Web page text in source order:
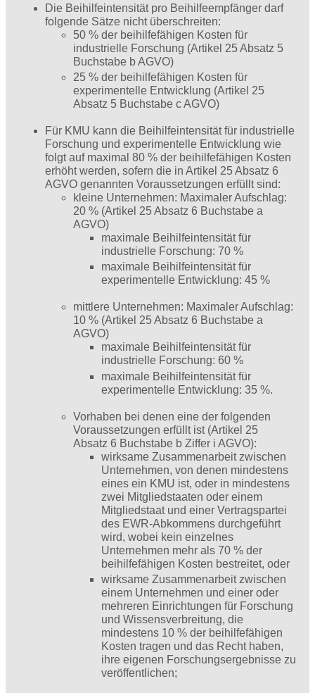
Die Beihilfeintensität pro Beihilfeempfänger darf
folgende Sätze nicht überschreiten:
50 % der beihilfefähigen Kosten für
industrielle Forschung (Artikel 25 Absatz 5
Buchstabe b AGVO)
25 % der beihilfefähigen Kosten für
experimentelle Entwicklung (Artikel 25
Absatz 5 Buchstabe c AGVO)
Für KMU kann die Beihilfeintensität für industrielle
Forschung und experimentelle Entwicklung wie
folgt auf ­maximal 80 % der beihilfefähigen Kosten
erhöht werden, sofern die in Artikel 25 Absatz 6
AGVO genannten Voraussetzungen erfüllt sind:
kleine Unternehmen: Maximaler Aufschlag:
20 % (Artikel 25 Absatz 6 Buchstabe a
AGVO)
maximale Beihilfeintensität für
industrielle Forschung: 70 %
maximale Beihilfeintensität für
experimentelle Entwicklung: 45 %
mittlere Unternehmen: Maximaler Aufschlag:
10 % (Artikel 25 Absatz 6 Buchstabe a
AGVO)
maximale Beihilfeintensität für
industrielle Forschung: 60 %
maximale Beihilfeintensität für
experimentelle Entwicklung: 35 %.
Vorhaben bei denen eine der folgenden
Voraussetzungen erfüllt ist (Artikel 25
Absatz 6 Buchstabe b Ziffer i AGVO):
wirksame Zusammenarbeit zwischen
Unternehmen, von denen mindestens
eines ein KMU ist, oder in mindestens
zwei Mitgliedstaaten oder einem
Mitgliedstaat und einer Vertragspartei
des EWR-Abkommens durchgeführt
wird, wobei kein einzelnes
Unternehmen mehr als 70 % der
beihilfefähigen Kosten bestreitet, oder
wirksame Zusammenarbeit zwischen
einem Unternehmen und einer oder
mehreren Einrichtungen für Forschung
und Wissensverbreitung, die
mindestens 10 % der beihilfefähigen
Kosten tragen und das Recht haben,
ihre eigenen Forschungsergebnisse zu
veröffentlichen;